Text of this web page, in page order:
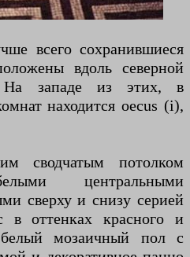
всего сохранившиеся
вдоль северной
На западе из этих, в
находится oecus (i),
сводчатым потолком
центральными
сверху и снизу серией
в оттенках красного и
мозаичный пол с